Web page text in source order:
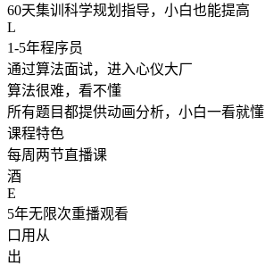
60天集训科学规划指导，小白也能提高
L
1-5年程序员
通过算法面试，进入心仪大厂
算法很难，看不懂
所有题目都提供动画分析，小白一看就懂
课程特色
每周两节直播课
酒
E
5年无限次重播观看
口用从
出